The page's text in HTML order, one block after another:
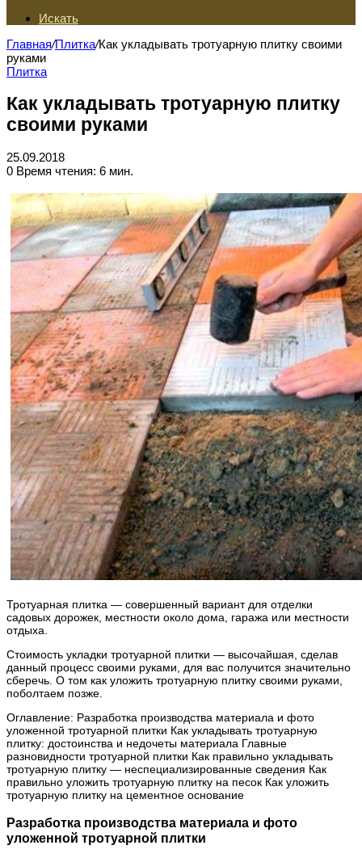
Искать
Главная/Плитка/Как укладывать тротуарную плитку своими
руками
Плитка
Как укладывать тротуарную плитку
своими руками
25.09.2018
0 Время чтения: 6 мин.
Тротуарная плитка — совершенный вариант для отделки
садовых дорожек, местности около дома, гаража или местности
отдыха.
Стоимость укладки тротуарной плитки — высочайшая, сделав
данный процесс своими руками, для вас получится значительно
сберечь. О том как уложить тротуарную плитку своими руками,
поболтаем позже.
Оглавление: Разработка производства материала и фото
уложенной тротуарной плитки Как укладывать тротуарную
плитку: достоинства и недочеты материала Главные
разновидности тротуарной плитки Как правильно укладывать
тротуарную плитку — неспециализированные сведения Как
правильно уложить тротуарную плитку на песок Как уложить
тротуарную плитку на цементное основание
Разработка производства материала и фото
уложенной тротуарной плитки